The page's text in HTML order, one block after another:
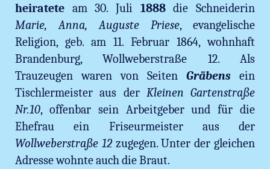
heiratete am 30. Juli 1888die Schneiderin
Marie, Anna, Auguste Priese, evangelische
Religion, geb. am 11. Februar 1864, wohnhaft
Brandenburg, Wollweberstraße 12. Als
Trauzeugen waren von Seiten Gräbens ein
Tischlermeister aus der Kleinen Gartenstraße
Nr.10, offenbar sein Arbeitgeber und für die
Ehefrau ein Friseurmeister aus der
Wollweberstraße 12zugegen. Unter der gleichen
Adresse wohnte auch die Braut.